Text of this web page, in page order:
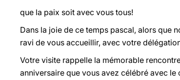
que la paix soit avec vous tous!
Dans la joie de ce temps pascal, alors que
ravi de vous accueillir, avec votre
Votre visite rappelle la mémorable
anniversaire que vous avez célébré avec